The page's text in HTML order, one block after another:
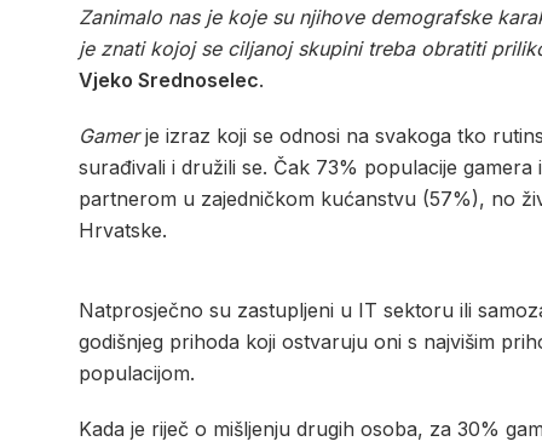
Zanimalo nas je koje su njihove demografske
je znati kojoj se ciljanoj skupini treba obratiti
Vjeko Srednoselec.
Gamerje izraz koji se odnosi na svakoga tko
surađivali i družili se. Čak 73% populacije
partnerom u zajedničkom kućanstvu (57%), no
Hrvatske.
Natprosječno su zastupljeni u IT sektoru ili
godišnjeg prihoda koji ostvaruju oni s najvišim
populacijom.
Kada je riječ o mišljenju drugih osoba, za 30%